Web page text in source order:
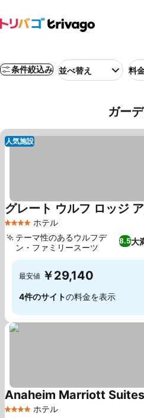
条件絞込み 並べ替え 料
ガー
人気施設
4 ホテルのランク
ホテル
グレート ウルフ ロッジ
8.5大
テーマ性のあるウルフデ
ン・ファミリースーツ
最安値 ￥29,140
4件のサイトの料金を表示
4 ホテルのランク
ホテル
Anaheim Marriott Suites